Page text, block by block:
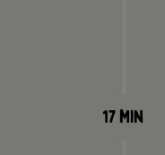
17 Min